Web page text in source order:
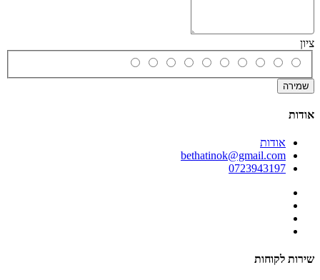
ציון
שמירה
אודות
אודות
bethatinok@gmail.com
0723943197
שירות לקוחות